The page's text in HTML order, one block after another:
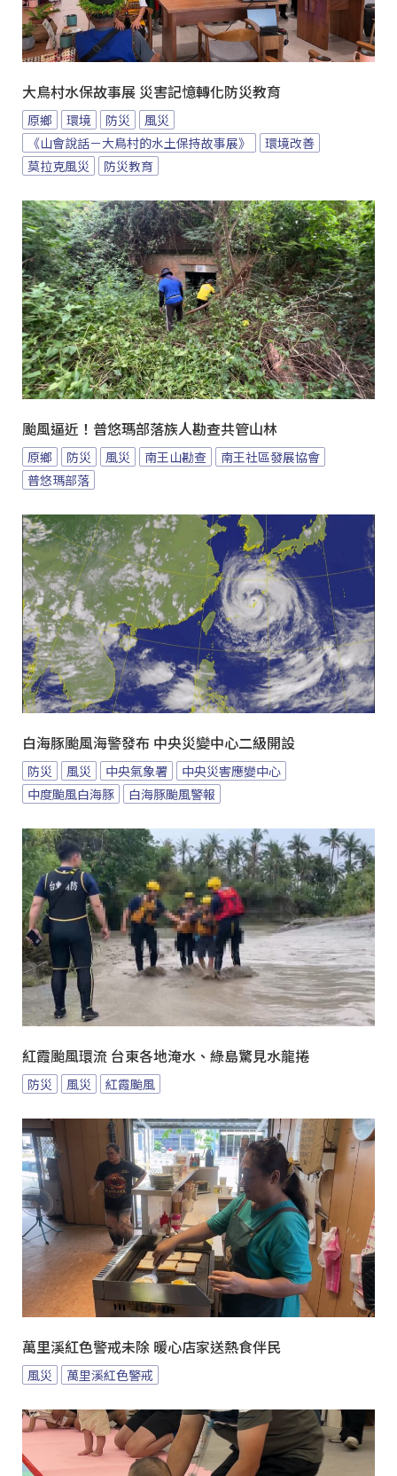
大鳥村水保故事展 災害記憶轉化防災教育
原鄉 環境 防災
風災
《山會說話－大鳥村的水土保持故事展》
環境改善
莫拉克風災
防災教育
颱風逼近！普悠瑪部落族人勘查共管山林
原鄉 防災 風災 南王山勘查
南王社區發展協會
普悠瑪部落
白海豚颱風海警發布 中央災變中心二級開設
防災 風災 中央氣象署
中央災害應變中心
中度颱風白海豚
白海豚颱風警報
紅霞颱風環流 台東各地淹水、綠島驚見水龍捲
防災 風災 紅霞颱風
萬里溪紅色警戒未除 暖心店家送熱食伴民
風災 萬里溪紅色警戒